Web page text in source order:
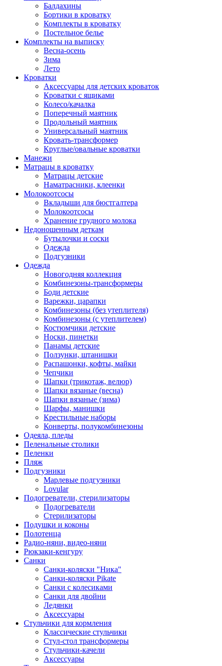
Балдахины
Бортики в кроватку
Комплекты в кроватку
Постельное белье
Комплекты на выписку
Весна-осень
Зима
Лето
Кроватки
Аксессуары для детских кроваток
Кроватки с ящиками
Колесо/качалка
Поперечный маятник
Продольный маятник
Универсальный маятник
Кровать-трансформер
Круглые/овальные кроватки
Манежи
Матрацы в кроватку
Матрацы детские
Наматрасники, клеенки
Молокоотсосы
Вкладыши для бюстгалтера
Молокоотсосы
Хранение грудного молока
Недоношенным деткам
Бутылочки и соски
Одежда
Подгузники
Одежда
Новогодняя коллекция
Комбинезоны-трансформеры
Боди детские
Варежки, царапки
Комбинезоны (без утеплителя)
Комбинезоны (с утеплителем)
Костюмчики детские
Носки, пинетки
Панамы детские
Ползунки, штанишки
Распашонки, кофты, майки
Чепчики
Шапки (трикотаж, велюр)
Шапки вязаные (весна)
Шапки вязаные (зима)
Шарфы, манишки
Крестильные наборы
Конверты, полукомбинезоны
Одеяла, пледы
Пеленальные столики
Пеленки
Пляж
Подгузники
Марлевые подгузники
Lovular
Подогреватели, стерилизаторы
Подогреватели
Стерилизаторы
Подушки и коконы
Полотенца
Радио-няни, видео-няни
Рюкзаки-кенгуру
Санки
Санки-коляски "Ника"
Санки-коляски Pikate
Санки с колесиками
Санки для двойни
Ледянки
Аксессуары
Стульчики для кормления
Классические стульчики
Стул-стол трансформеры
Стульчики-качели
Аксессуары